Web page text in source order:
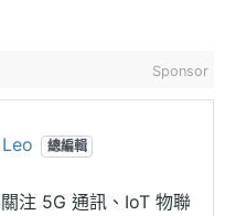
Sponsor
總編輯
注 5G 通訊、IoT 物聯